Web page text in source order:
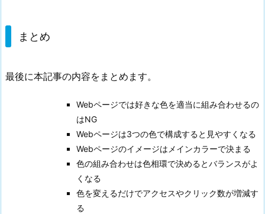
まとめ
最後に本記事の内容をまとめます。
Webページでは好きな色を適当に組み合わせるの
はNG
Webページは3つの色で構成すると見やすくなる
Webページのイメージはメインカラーで決まる
色の組み合わせは色相環で決めるとバランスがよ
くなる
色を変えるだけでアクセスやクリック数が増減す
る